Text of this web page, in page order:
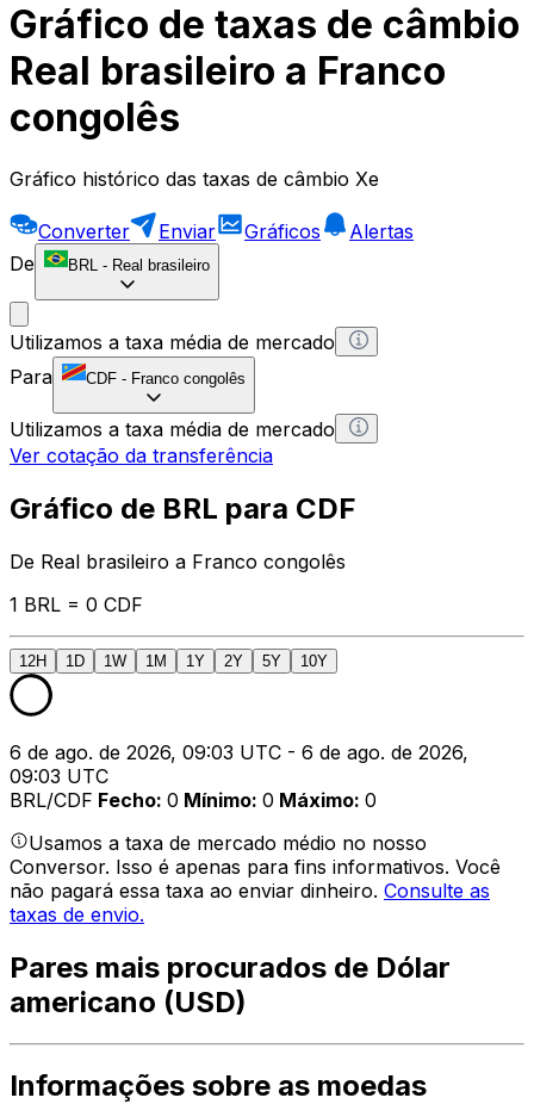
Gráfico de taxas de câmbio
Real brasileiro a Franco
congolês
Gráfico histórico das taxas de câmbio Xe
Converter Enviar Gráficos
Alertas
De
BRL - Real brasileiro
Utilizamos a taxa média de mercado
Para
CDF - Franco congolês
Utilizamos a taxa média de mercado
Ver cotação da transferência
Gráfico de BRL para CDF
De Real brasileiro a Franco congolês
1 BRL = 0 CDF
12H 1D 1W 1M 1Y 2Y 5Y 10Y
6 de ago. de 2026, 09:03 UTC - 6 de ago. de 2026,
09:03 UTC
BRL/CDF Fecho: 0 Mínimo: 0 Máximo: 0
Usamos a taxa de mercado médio no nosso
Conversor. Isso é apenas para fins informativos. Você
não pagará essa taxa ao enviar dinheiro. Consulte as
taxas de envio.
Pares mais procurados de Dólar
americano (USD)
Informações sobre as moedas